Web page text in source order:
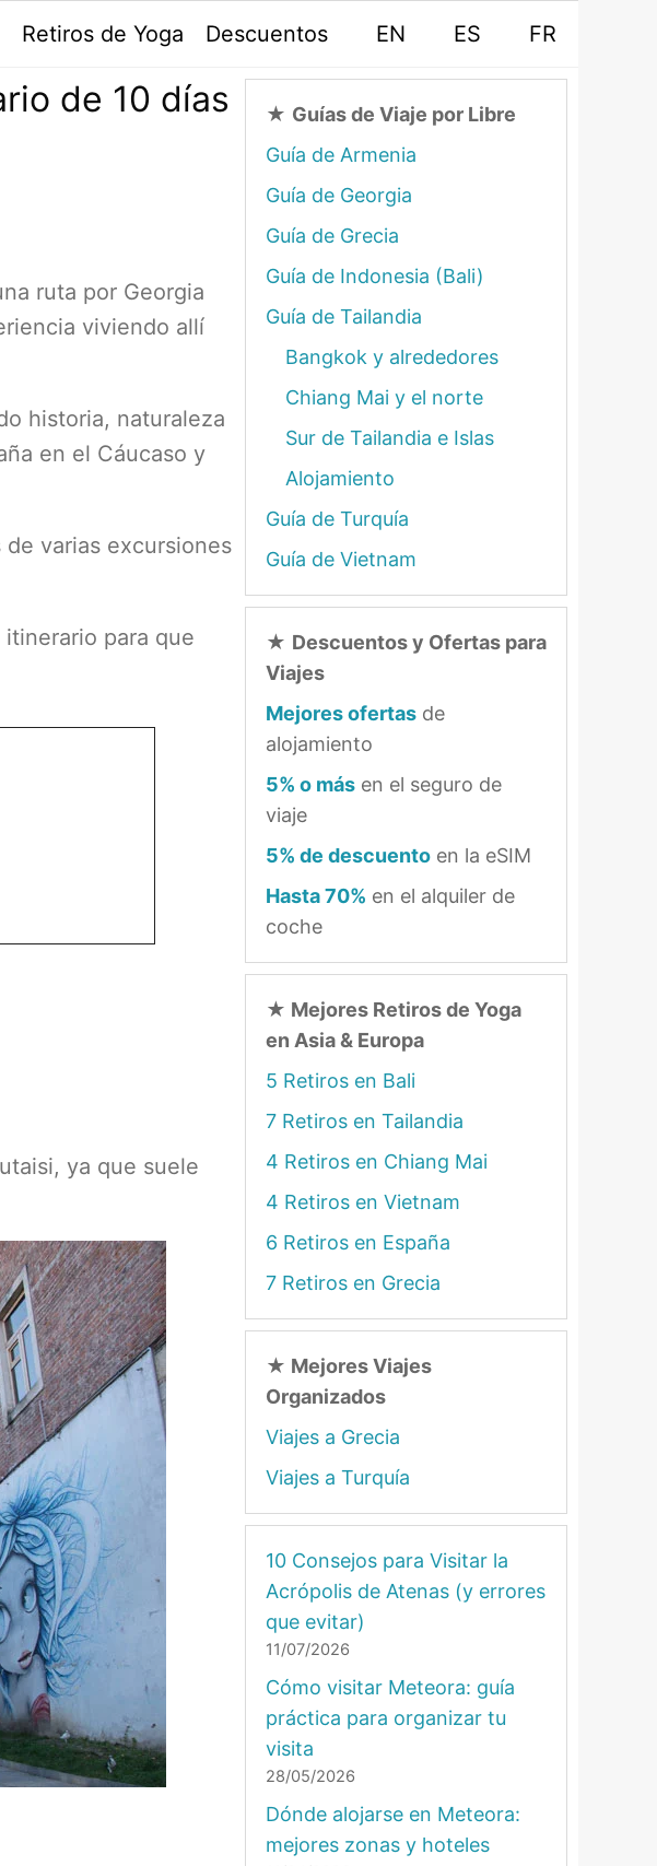
Retiros de Yoga Descuentos EN ES FR
de 10 días
ruta por Georgia
viviendo allí
historia, naturaleza
en el Cáucaso y
varias excursiones
para que
ya que suele
★ Guías de Viaje por Libre
Guía de Armenia
Guía de Georgia
Guía de Grecia
Guía de Indonesia (Bali)
Guía de Tailandia
Bangkok y alrededores
Chiang Mai y el norte
Sur de Tailandia e Islas
Alojamiento
Guía de Turquía
Guía de Vietnam
★ Descuentos y Ofertas para
Viajes
Mejores ofertas de
alojamiento
5% o más en el seguro de
viaje
5% de descuento en la eSIM
Hasta 70% en el alquiler de
coche
★ Mejores Retiros de Yoga
en Asia & Europa
5 Retiros en Bali
7 Retiros en Tailandia
4 Retiros en Chiang Mai
4 Retiros en Vietnam
6 Retiros en España
7 Retiros en Grecia
★ Mejores Viajes
Organizados
Viajes a Grecia
Viajes a Turquía
10 Consejos para Visitar la
Acrópolis de Atenas (y errores
que evitar)
11/07/2026
Cómo visitar Meteora: guía
práctica para organizar tu
visita
28/05/2026
Dónde alojarse en Meteora:
mejores zonas y hoteles